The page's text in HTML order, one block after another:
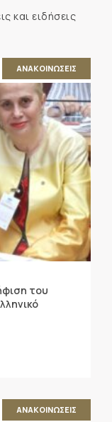
και ειδήσεις
ΑΝΑΚΟΙΝΩΣΕΙΣ
του
ΑΝΑΚΟΙΝΩΣΕΙΣ